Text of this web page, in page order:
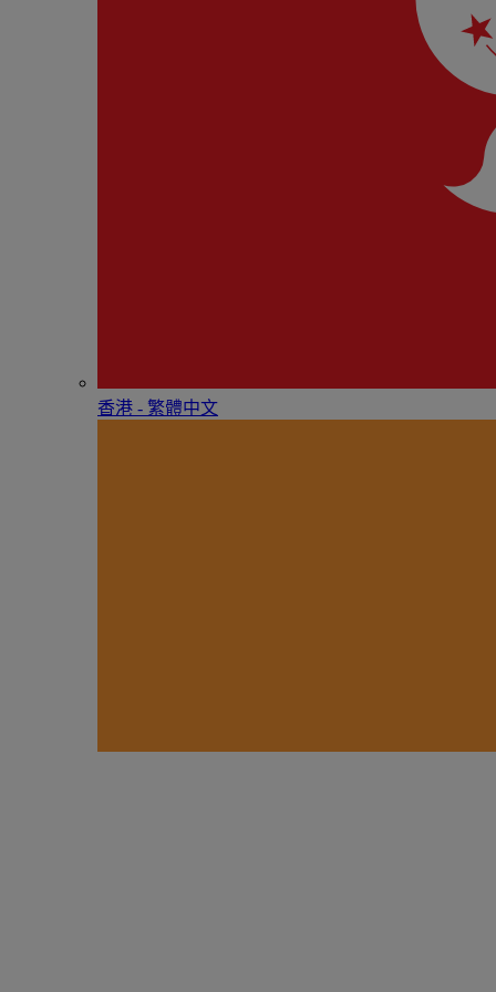
香港 - 繁體中文